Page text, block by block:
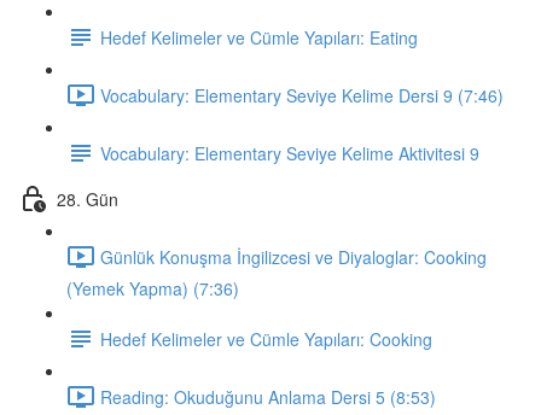
Hedef Kelimeler ve Cümle Yapıları: Eating
Vocabulary: Elementary Seviye Kelime Dersi 9 (7:46)
Vocabulary: Elementary Seviye Kelime Aktivitesi 9
28. Gün
Günlük Konuşma İngilizcesi ve Diyaloglar: Cooking
(Yemek Yapma) (7:36)
Hedef Kelimeler ve Cümle Yapıları: Cooking
Reading: Okuduğunu Anlama Dersi 5 (8:53)